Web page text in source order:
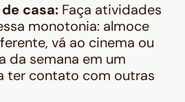
casa: Faça atividades
monotonia: almoce
vá ao cinema ou
da semana em um
ter contato com outras